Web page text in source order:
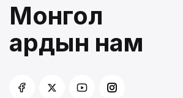
Монгол
ардын нам